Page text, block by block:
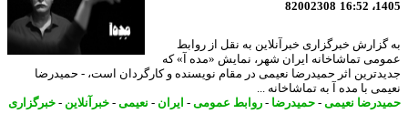
82002308
خبرگزاری خبرآنلاین به نقل از روابط
تماشاخانه ایران شهر، نمایش «مده آ» که
اثر حمیدرضا نعیمی در مقام نویسنده و کارگردان است، - حمیدرضا
با مده آ به تماشاخانه ...
نعیمی-حمیدرضا-روابط عمومی-ایران - نعیمی-خبرآنلاین-خبرگزاری